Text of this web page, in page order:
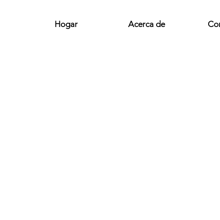
Hogar Acerca de